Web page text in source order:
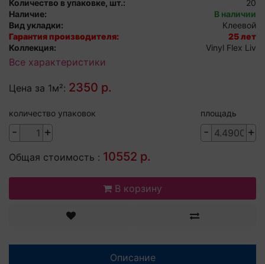
Количество в упаковке, шт.:
20
Наличие:
В наличии
Вид укладки:
Клеевой
Гарантия производителя:
25 лет
Коллекция:
Vinyl Flex Liv
Все характеристики
Цена за 1м²: 2350 р.
количество упаковок
- +
площадь
- +
Общая стоимость : 10552 р.
В корзину
Описание